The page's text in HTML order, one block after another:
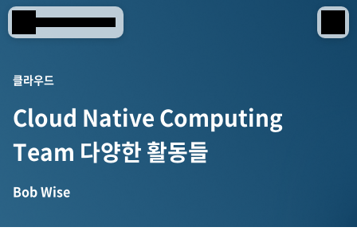
Samsung SDS
IT서비스
AI & 데이터
클라우드 & 인프라
비즈니스 솔루션
클라우드
Cloud Native Computing
Team 다양한 활동들
Bob Wise